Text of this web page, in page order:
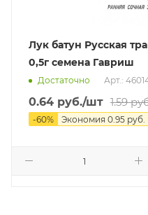
Лук батун Русская
0,5г семена Гавриш
Достаточно Арт.:
0.64 руб./шт 1.59
-60% Экономия 0.95 руб.